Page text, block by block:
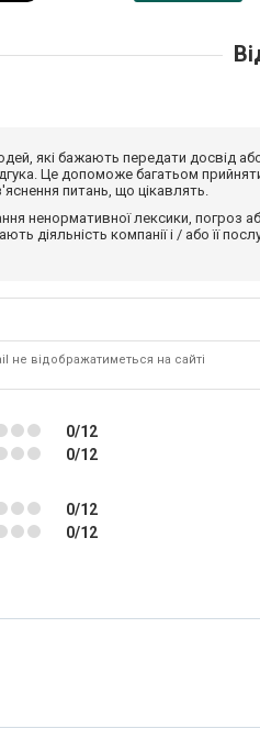
які бажають передати
Це допоможе багатьом
питань, що цікавлять.
ненормативної лексики, погроз
діяльність компанії і / або її
не відображатиметься на сайті
0/12
0/12
0/12
0/12